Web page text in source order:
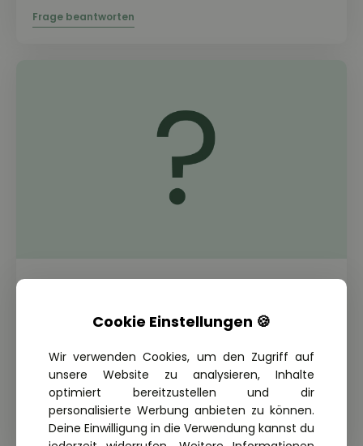
außerorts auf Straßen mit nur einem
Vorausfahrenden einen so großen
Abstand halten, dass ein Überholer
einscheren kann?
Cookie Einstellungen 🍪
Wir verwenden Cookies, um den Zugriff auf
unsere Website zu analysieren, Inhalte
optimiert bereitzustellen und dir
personalisierte Werbung anbieten zu können.
Deine Einwilligung in die Verwendung kannst du